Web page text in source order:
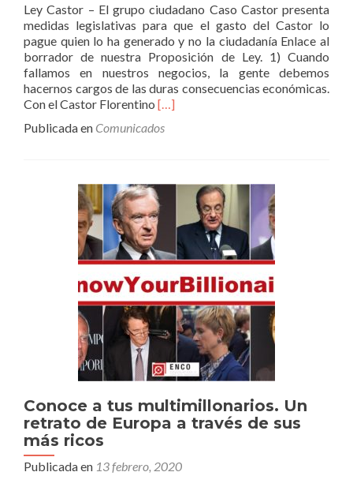
Ley Castor – El grupo ciudadano Caso Castor presenta
medidas legislativas para que el gasto del Castor lo
pague quien lo ha generado y no la ciudadanía Enlace al
borrador de nuestra Proposición de Ley. 1) Cuando
fallamos en nuestros negocios, la gente debemos
hacernos cargos de las duras consecuencias económicas.
Con el Castor Florentino Leer
Castor
grupo
ciudadano
Caso
Castor
presenta
medidas
legislativas
[…]
Publicada en Comunicados
Conoce a tus multimillonarios. Un
retrato de Europa a través de sus
más ricos
Publicada en 13 febrero, 2020